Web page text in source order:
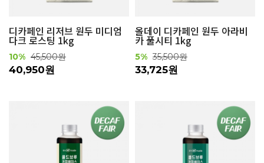
디카페인 리저브 원두 미디엄
다크 로스팅 1kg
10% 45,500원
40,950원
올데이 디카페인 원두 아라비
카 풀시티 1kg
5% 35,500원
33,725원